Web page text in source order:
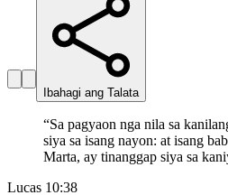
Ibahagi ang Talata
“Sa pagyaon nga nila sa
siya sa isang nayon: at isang
Marta, ay tinanggap siya sa
Lucas 10:38